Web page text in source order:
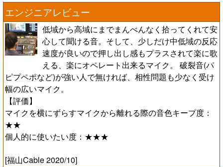
エンジニアレビュー
低域から高域にまでまんべんなく拾ってくれて安
心して聞ける音。そして、少しだけ中低域の反応
速度が良いので押し出し感もプラスされて楽に歌
える、楽にオペレート出来るマイク。 破裂音(パ
ピプペポなど)が強い人で無ければ、相性問題も少なく受け
幅の広いマイク。
【評価】
マイクを横にずらすマイクから離れる際の音色キープ度：
★★
個人的に使いたい度：★★★
[福山Cable 2020/10]